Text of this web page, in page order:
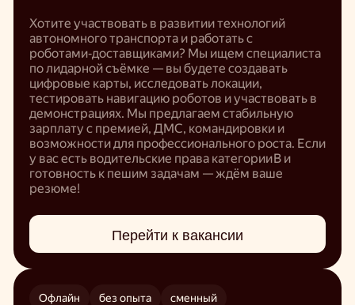
Хотите участвовать в развитии технологий
автономного транспорта и работать с
роботами‑доставщиками? Мы ищем специалиста
по лидарной съёмке — вы будете создавать
цифровые карты, исследовать локации,
тестировать навигацию роботов и участвовать в
демонстрациях. Мы предлагаем стабильную
зарплату с премией, ДМС, командировки и
возможности для профессионального роста. Если
у вас есть водительские права категории B и
готовность к пешим задачам — ждём ваше
резюме!
Перейти к вакансии
Офлайн без опыта сменный